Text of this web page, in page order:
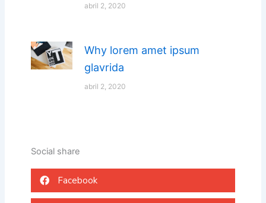
abril 2, 2020
Why lorem amet ipsum
glavrida
abril 2, 2020
Social share
Facebook